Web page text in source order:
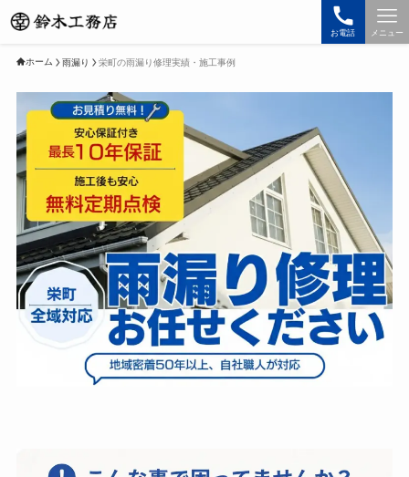
お電話 メニュー
ホーム 雨漏り 栄町の雨漏り修理実績・施工事例